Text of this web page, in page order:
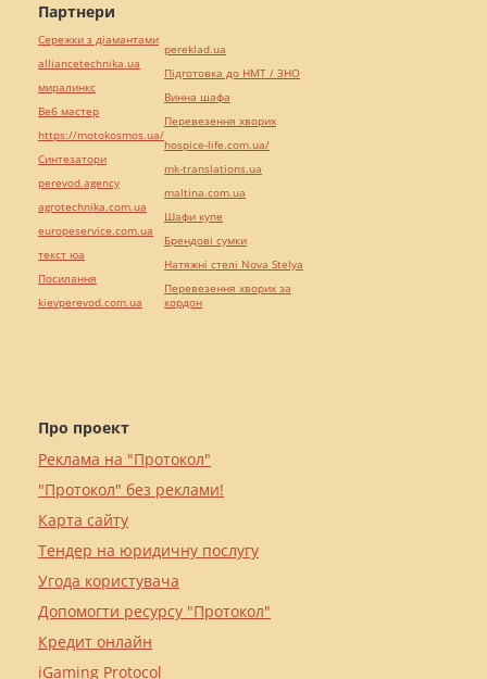
Про проект
Реклама на "Протокол"
"Протокол" без реклами!
Карта сайту
Тендер на юридичну послугу
Угода користувача
Допомогти ресурсу "Протокол"
Кредит онлайн
iGaming Protocol
Партнери
Сережки з діамантами
alliancetechnika.ua
миралинкс
Веб мастер
https://motokosmos.ua/
Синтезатори
perevod.agency
agrotechnika.com.ua
europeservice.com.ua
текст юа
Посилання
kievperevod.com.ua
pereklad.ua
Підготовка до НМТ / ЗНО
Винна шафа
Перевезення хворих
hospice-life.com.ua/
mk-translations.ua
maltina.com.ua
Шафи купе
Брендові сумки
Натяжні стелі Nova Stelya
Перевезення хворих за
кордон